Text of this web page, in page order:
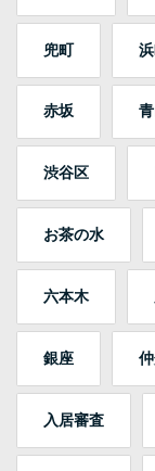
兜町
赤坂
渋谷区
お茶の水
六本木
銀座
入居審査